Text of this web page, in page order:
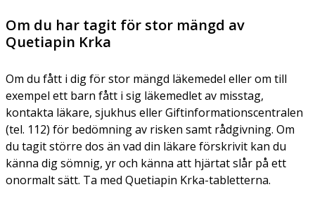
Om du har tagit för stor mängd av
Quetiapin Krka
Om du fått i dig för stor mängd läkemedel eller om till
exempel ett barn fått i sig läkemedlet av misstag,
kontakta läkare, sjukhus eller Giftinformationscentralen
(tel. 112) för bedömning av risken samt rådgivning. Om
du tagit större dos än vad din läkare förskrivit kan du
känna dig sömnig, yr och känna att hjärtat slår på ett
onormalt sätt. Ta med Quetiapin Krka-tabletterna.